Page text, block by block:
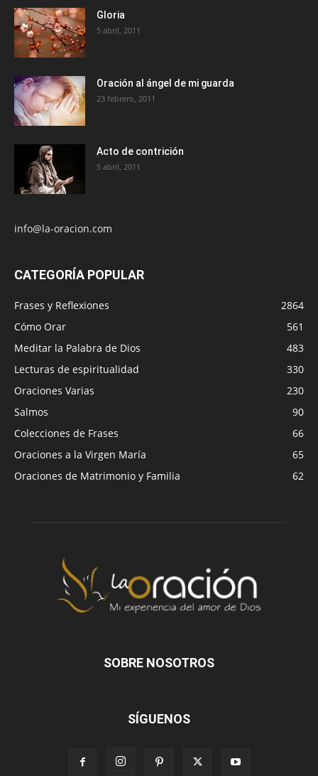
Gloria
5 abril, 2011
Oración al ángel de mi guarda
23 febrero, 2011
Acto de contrición
5 abril, 2011
info@la-oracion.com
CATEGORÍA POPULAR
Frases y Reflexiones
2864
Cómo Orar
561
Meditar la Palabra de Dios
483
Lecturas de espiritualidad
330
Oraciones Varias
230
Salmos
90
Colecciones de Frases
66
Oraciones a la Virgen María
65
Oraciones de Matrimonio y Familia
62
SOBRE NOSOTROS
SÍGUENOS